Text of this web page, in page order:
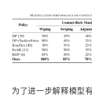
为了进一步解释模型